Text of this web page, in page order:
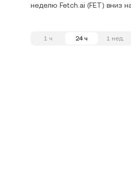
неделю Fetch.ai (FET) вниз
1 ч 24 ч 1 нед.